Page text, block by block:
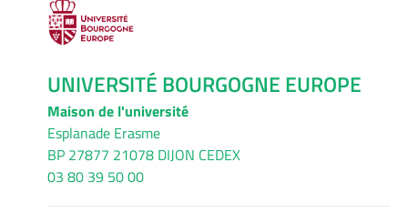
UNIVERSITÉ BOURGOGNE EUROPE
Maison de l'université
Esplanade Erasme
BP 27877 21078 DIJON CEDEX
03 80 39 50 00